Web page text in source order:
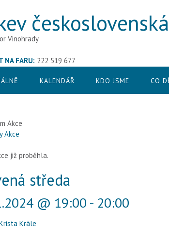
Vinohrady
NA FARU: 222 519 677
KALENDÁŘ KDO JSME CO
Akce
již proběhla.
středa
@ 19:00 - 20:00
Krále